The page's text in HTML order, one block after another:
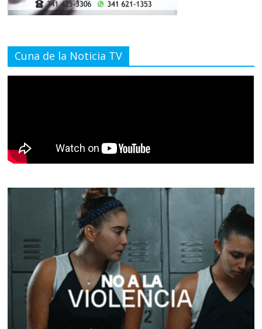
Cuna de la Noticia TV